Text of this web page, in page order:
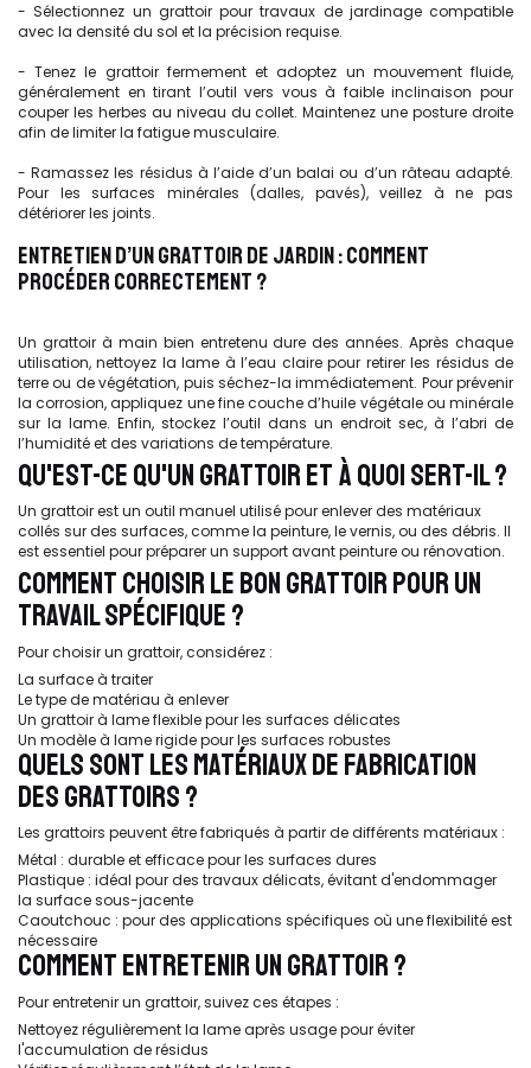
- Sélectionnez un grattoir pour travaux de jardinage compatible
avec la densité du sol et la précision requise.
- Tenez le grattoir fermement et adoptez un mouvement fluide,
généralement en tirant l’outil vers vous à faible inclinaison pour
couper les herbes au niveau du collet. Maintenez une posture droite
afin de limiter la fatigue musculaire.
- Ramassez les résidus à l’aide d’un balai ou d’un râteau adapté.
Pour les surfaces minérales (dalles, pavés), veillez à ne pas
détériorer les joints.
ENTRETIEN D’UN GRATTOIR DE JARDIN : COMMENT
PROCÉDER CORRECTEMENT ?
Un grattoir à main bien entretenu dure des années. Après chaque
utilisation, nettoyez la lame à l’eau claire pour retirer les résidus de
terre ou de végétation, puis séchez-la immédiatement. Pour prévenir
la corrosion, appliquez une fine couche d’huile végétale ou minérale
sur la lame. Enfin, stockez l’outil dans un endroit sec, à l’abri de
l’humidité et des variations de température.
QU'EST-CE QU'UN GRATTOIR ET À QUOI SERT-IL ?
Un grattoir est un outil manuel utilisé pour enlever des matériaux
collés sur des surfaces, comme la peinture, le vernis, ou des débris. Il
est essentiel pour préparer un support avant peinture ou rénovation.
COMMENT CHOISIR LE BON GRATTOIR POUR UN
TRAVAIL SPÉCIFIQUE ?
Pour choisir un grattoir, considérez :
La surface à traiter
Le type de matériau à enlever
Un grattoir à lame flexible pour les surfaces délicates
Un modèle à lame rigide pour les surfaces robustes
QUELS SONT LES MATÉRIAUX DE FABRICATION
DES GRATTOIRS ?
Les grattoirs peuvent être fabriqués à partir de différents matériaux :
Métal : durable et efficace pour les surfaces dures
Plastique : idéal pour des travaux délicats, évitant d'endommager
la surface sous-jacente
Caoutchouc : pour des applications spécifiques où une flexibilité est
nécessaire
COMMENT ENTRETENIR UN GRATTOIR ?
Pour entretenir un grattoir, suivez ces étapes :
Nettoyez régulièrement la lame après usage pour éviter
l'accumulation de résidus